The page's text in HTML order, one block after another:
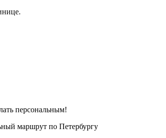
персональным!
маршрут по Петербургу